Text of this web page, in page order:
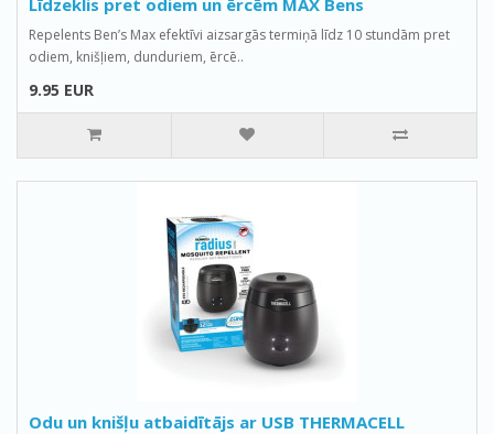
Līdzeklis pret odiem un ērcēm MAX Bens
Repelents Ben’s Max efektīvi aizsargās termiņā līdz 10 stundām pret
odiem, knišļiem, dunduriem, ērcē..
9.95 EUR
Odu un knišļu atbaidītājs ar USB THERMACELL